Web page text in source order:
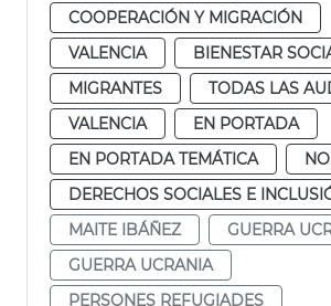
COOPERACIÓN Y MIGRACIÓN
VALENCIA
BIENESTAR
MIGRANTES
TODAS LAS
VALENCIA
EN PORTADA
EN PORTADA TEMÁTICA
DERECHOS SOCIALES E
MAITE IBÁÑEZ
GUERRA
GUERRA UCRANIA
PERSONES REFUGIADES